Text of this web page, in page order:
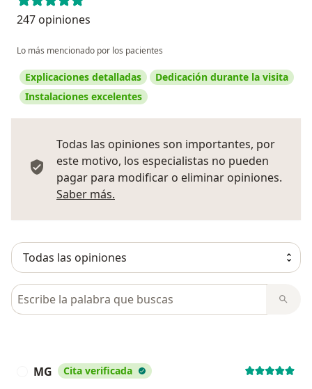
247 opiniones
Lo más mencionado por los pacientes
Explicaciones detalladas
Dedicación durante la visita
Instalaciones excelentes
Todas las opiniones son importantes, por
este motivo, los especialistas no pueden
pagar para modificar o eliminar opiniones.
Saber más.
Busca en opiniones
MG Cita verificada